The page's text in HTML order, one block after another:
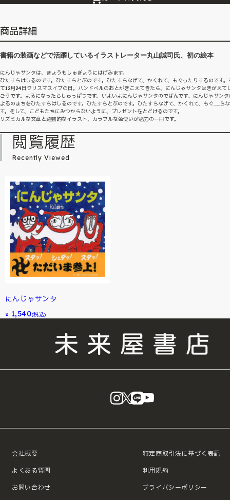
商品詳細
書籍の装画などで活躍しているイラストレーター丸山誠司氏、初の絵本
にんじゃサンタは、きょうもしゅぎょうにはげみます。
ひたすらはしるのです。ひたすらとぶのです。ひたすらなげて、かくれて、もぐったりするのです。
て12月24日クリスマスイブの日。ハンドベルのおとがきこえてきたら、にんじゃサンタはきがえて
ごうです。よるになったらしゅっぱつです。いよいよにんじゃサンタのでばんです。にんじゃサン
よるのまちをひたすらはしるのです。ひたすらとぶのです。ひたすらなげて、かくれて、もぐ……ら
す。そして、こどもたちにみつからないように、プレゼントをとどけるのです。
リズミカルな文章と躍動的なイラスト、カラフルな色使いが魅力の一冊です。
閲覧履歴
Recently Viewed
にんじゃサンタ
¥ 1,540(税込)
instagram
X LINE
会社概要
よくある質問
お問い合わせ
特定商取引法に基づく表記
利用規約
プライバシーポリシー